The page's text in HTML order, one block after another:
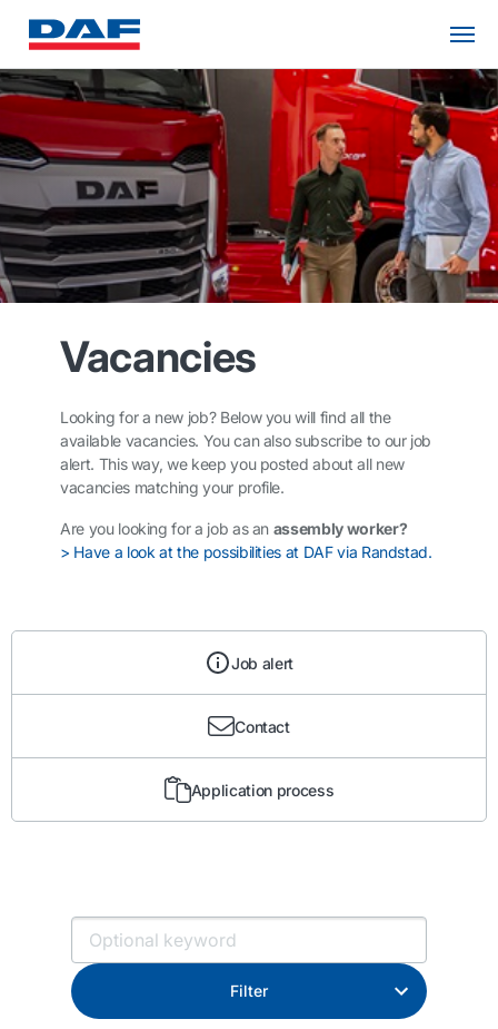
Vacancies
Looking for a new job? Below you will find all the
available vacancies. You can also subscribe to our job
alert. This way, we keep you posted about all new
vacancies matching your profile.
Are you looking for a job as an assembly worker?
> Have a look at the possibilities at DAF via Randstad.
Job alert
Contact
Application process
Filter